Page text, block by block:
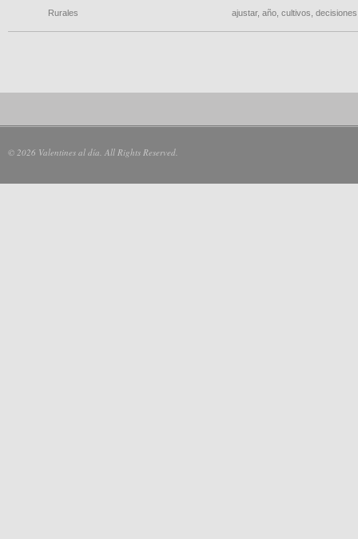
Rurales ajustar, año cultivos decisiones
© 2026 Valentines al día. All Rights Reserved.